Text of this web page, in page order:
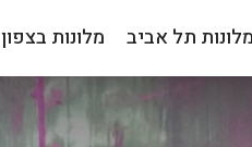
מלונות תל אביב מלונות בצפון